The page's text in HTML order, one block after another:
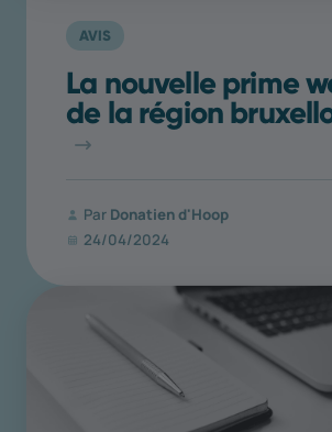
AVIS
La nouvelle prime
de la région
Par Donatien d'Hoop
24/04/2024